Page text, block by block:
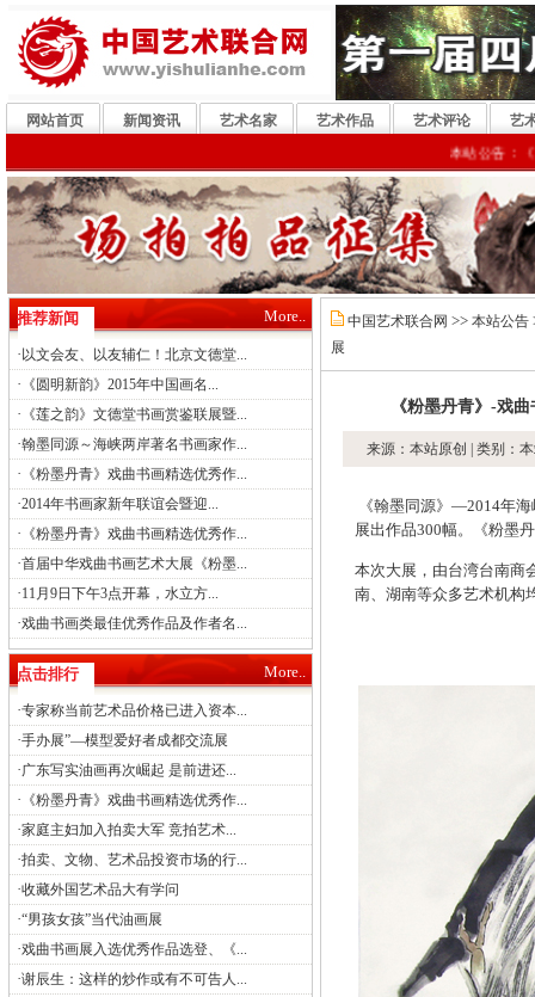
网站首页 新闻资讯 艺术名家 艺术作品 艺术评论
艺
本站公告：《粉墨
推荐新闻 More..
· 以文会友、以友辅仁！北京文德堂...
· 《圆明新韵》2015年中国画名...
· 《莲之韵》文德堂书画赏鉴联展暨...
·翰墨同源～海峡两岸著名书画家作...
· 《粉墨丹青》戏曲书画精选优秀作...
·2014年书画家新年联谊会暨迎...
· 《粉墨丹青》戏曲书画精选优秀作...
·首届中华戏曲书画艺术大展《粉墨...
·11月9日下午3点开幕，水立方...
·戏曲书画类最佳优秀作品及作者名...
点击排行 More..
·专家称当前艺术品价格已进入资本...
·手办展”—模型爱好者成都交流展
·广东写实油画再次崛起 是前进还...
· 《粉墨丹青》戏曲书画精选优秀作...
·家庭主妇加入拍卖大军 竞拍艺术...
·拍卖、文物、艺术品投资市场的行...
·收藏外国艺术品大有学问
·“男孩女孩”当代油画展
·戏曲书画展入选优秀作品选登、《...
·谢辰生：这样的炒作或有不可告人...
中国艺术联合网 >> 本站公告
展
《粉墨丹青》-戏
来源：本站原创 | 类别：
《翰墨同源》—2014年
展出作品300幅。《粉墨
本次大展，由台湾台南商
南、湖南等众多艺术机构